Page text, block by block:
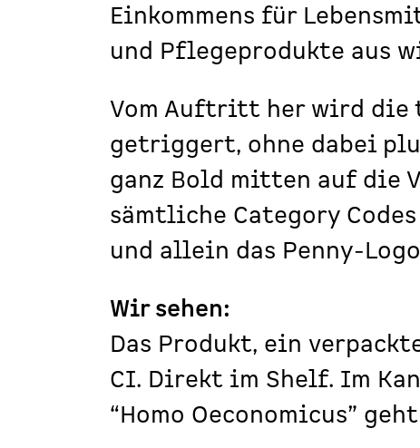
Einkommens für
und Pflegeprodukte aus
Vom Auftritt her wird die
getriggert, ohne dabei
ganz Bold mitten auf die
sämtliche Category
und allein das Penny-
Wir sehen:
Das Produkt, ein
CI. Direkt im Shelf. Im
“Homo Oeconomicus”